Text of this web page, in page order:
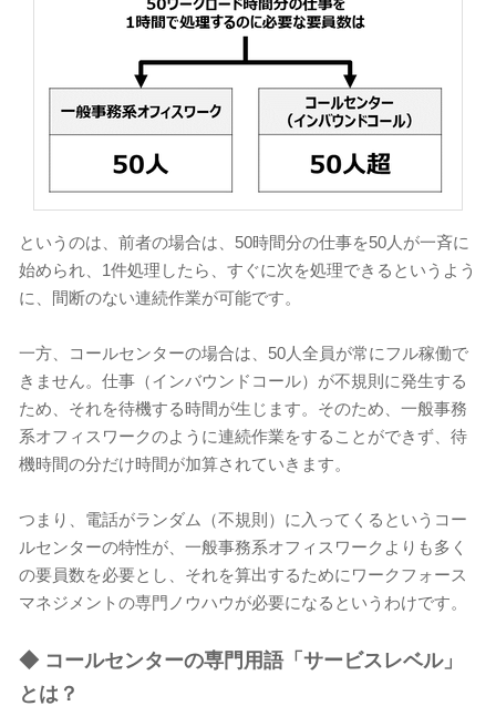
というのは、前者の場合は、50時間分の仕事を50人が一斉に
始められ、1件処理したら、すぐに次を処理できるというよう
に、間断のない連続作業が可能です。
一方、コールセンターの場合は、50人全員が常にフル稼働で
きません。仕事（インバウンドコール）が不規則に発生する
ため、それを待機する時間が生じます。そのため、一般事務
系オフィスワークのように連続作業をすることができず、待
機時間の分だけ時間が加算されていきます。
つまり、電話がランダム（不規則）に入ってくるというコー
ルセンターの特性が、一般事務系オフィスワークよりも多く
の要員数を必要とし、それを算出するためにワークフォース
マネジメントの専門ノウハウが必要になるというわけです。
◆ コールセンターの専門用語「サービスレベル」
とは？